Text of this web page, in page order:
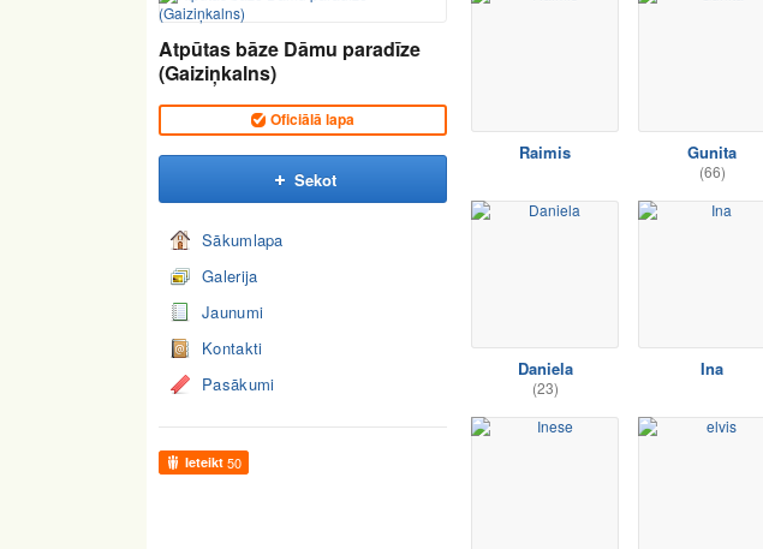
Atpūtas bāze Dāmu paradīze
(Gaiziņkalns)
Oficiālā lapa
Sekot
Sākumlapa
Galerija
Jaunumi
Kontakti
Pasākumi
Ieteikt 50
Raimis Gunita
(66)
Daniela
(23)
Ina